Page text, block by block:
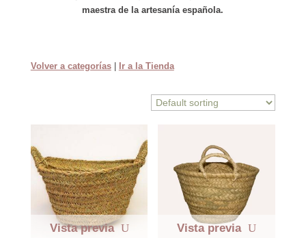
maestra de la artesanía española.
Volver a categorías| Ir a la Tienda
Vista previa Vista previa